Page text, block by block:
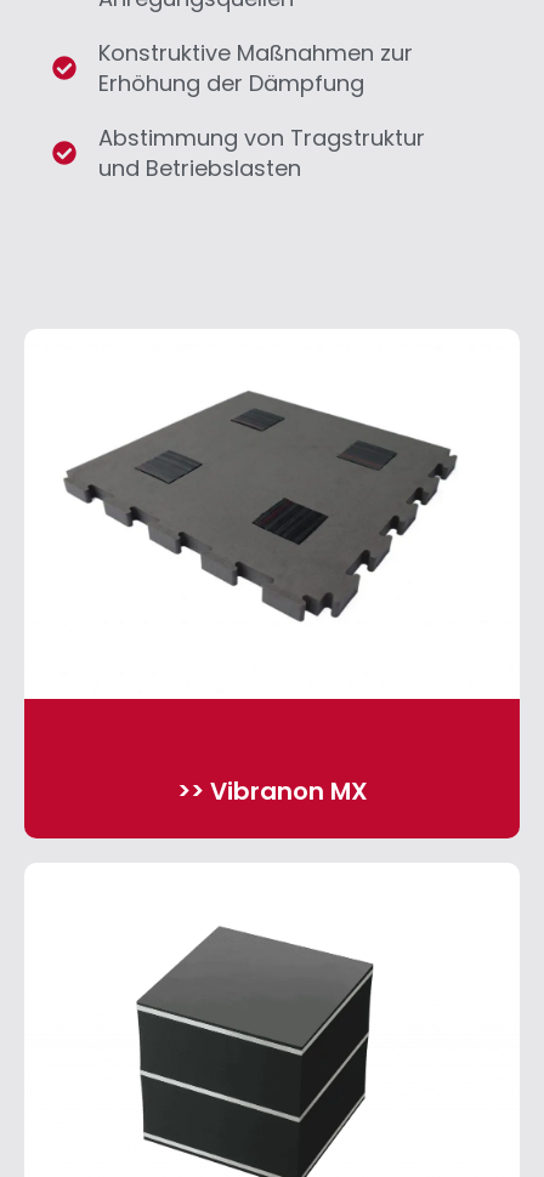
Konstruktive Maßnahmen zur
Erhöhung der Dämpfung
Abstimmung von Tragstruktur
und Betriebslasten
>> Vibranon MX